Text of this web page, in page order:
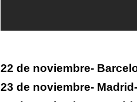
22 de noviembre-
23 de noviembre-